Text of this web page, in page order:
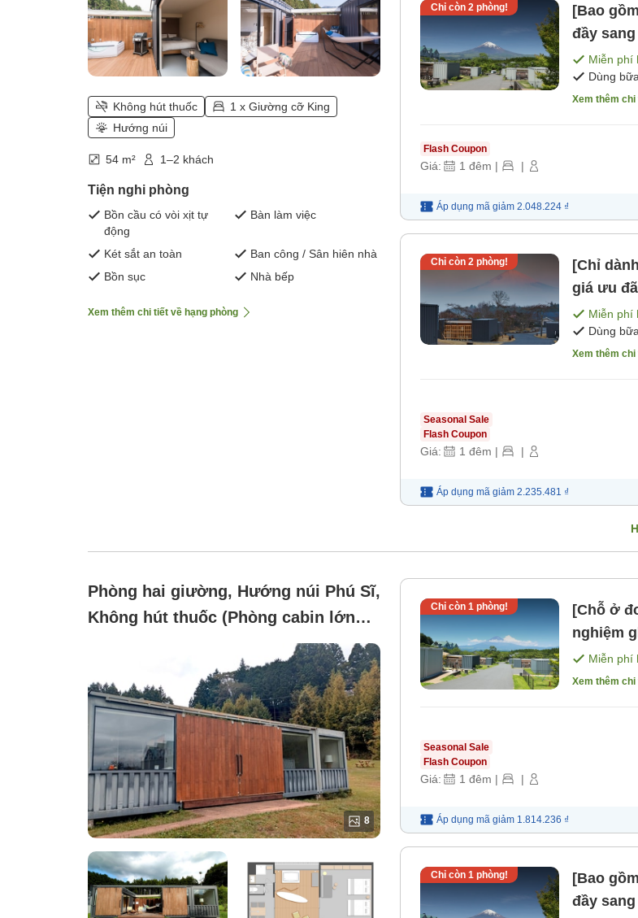
Không hút thuốc
1 x Giường cỡ King
Hướng núi
54 m² 1–2 khách
Tiện nghi phòng
Bồn cầu có vòi xịt tự
động
Bàn làm việc
Két sắt an toàn
Ban công / Sân hiên nhà
Bồn sục
Nhà bếp
Xem thêm chi tiết về hạng phòng
Chỉ còn 2 phòng!
[Bao
đầy
1 đêm
Miễn phí
Dùng
Xem thêm chi
Flash Coupon
Giá: 1 đêm | |
Áp dụng mã giảm 2.048.224 ₫
Chỉ còn 2 phòng!
[Chỉ
giá ưu
(baoMiễn phí
Dùng
Xem thêm chi
Seasonal Sale
Flash Coupon
Giá: 1 đêm | |
Áp dụng mã giảm 2.235.481 ₫
Phòng hai giường, Hướng núi Phú Sĩ,
Không hút thuốc (Phòng cabin lớn
8
Chỉ còn 1 phòng!
[Chỗ ở
nghiệm
bao gồm
Miễn phí
Xem thêm chi
Seasonal Sale
Flash Coupon
Giá: 1 đêm | |
Áp dụng mã giảm 1.814.236 ₫
Chỉ còn 1 phòng!
[Bao
đầy